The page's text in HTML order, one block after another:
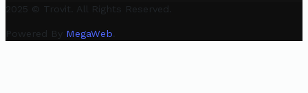
2025 © Trovit. All Rights Reserved.
Powered By MegaWeb